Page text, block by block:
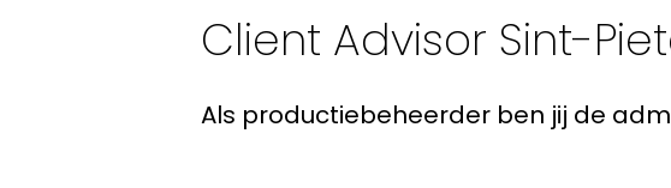
Client Advisor Sint-
Als productiebeheerder ben jij de